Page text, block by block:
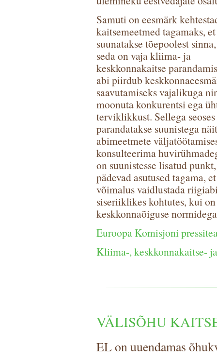
Samuti on eesmärk
kaitsemeetmed tagamaks,
suunatakse tõepoolest
seda on vaja kliima- ja
keskkonnakaitse
abi piirdub
saavutamiseks vajalikuga
moonuta konkurentsi ega
terviklikkust. Sellega seoses
parandatakse suunistega
abimeetmete
konsulteerima
on suunistesse lisatud
pädevad asutused tagama,
võimalus vaidlustada
siseriiklikes kohtutes, kui
keskkonnaõiguse
Euroopa Komisjoni
Kliima-, keskkonnakaitse-
VÄLISÕHU
EL on uuendamas